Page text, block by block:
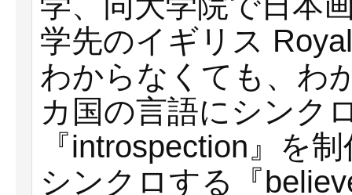
学先のイギリス
わからなくても、わ
カ国の言語にシンク
『introspection』を
シンクロする『